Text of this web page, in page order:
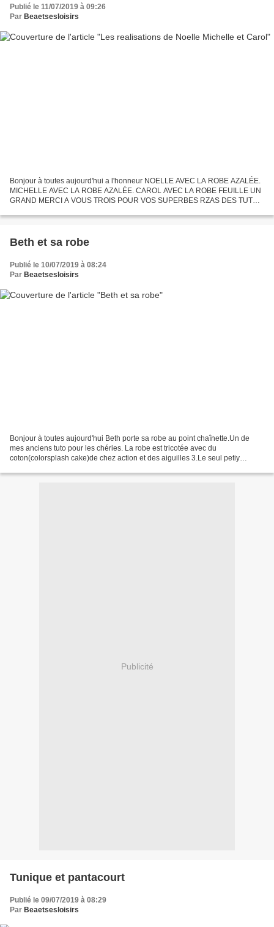
Publié le 11/07/2019 à 09:26
Par Beaetsesloisirs
Bonjour à toutes aujourd'hui a l'honneur NOELLE AVEC LA ROBE AZALÉE.
MICHELLE AVEC LA ROBE AZALÉE. CAROL AVEC LA ROBE FEUILLE UN
GRAND MERCI A VOUS TROIS POUR VOS SUPERBES RZAS DES TUTOS
Beth et sa robe
Publié le 10/07/2019 à 08:24
Par Beaetsesloisirs
Bonjour à toutes aujourd'hui Beth porte sa robe au point chaînette.Un de
mes anciens tuto pour les chéries. La robe est tricotée avec du
coton(colorsplash cake)de chez action et des aiguilles 3.Le seul petiy
Publicité
Tunique et pantacourt
Publié le 09/07/2019 à 08:29
Par Beaetsesloisirs